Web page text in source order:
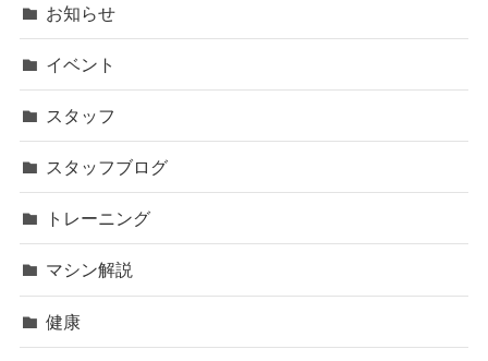
お知らせ
イベント
スタッフ
スタッフブログ
トレーニング
マシン解説
健康